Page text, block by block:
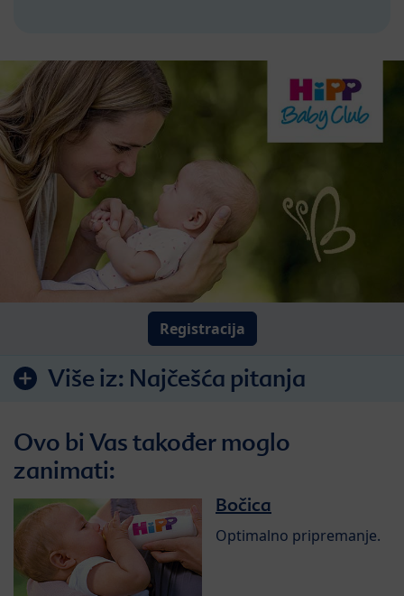
Registracija
Više iz: Najčešća pitanja
Ovo bi Vas također moglo
zanimati:
Bočica
Optimalno pripremanje.